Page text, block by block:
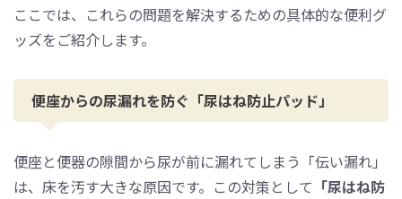
ここでは、これらの問題を解決するための具体的な便利グ
ッズをご紹介します。
便座からの尿漏れを防ぐ「尿はね防止パッド」
便座と便器の隙間から尿が前に漏れてしまう「伝い漏れ」
は、床を汚す大きな原因です。この対策として 「尿はね防